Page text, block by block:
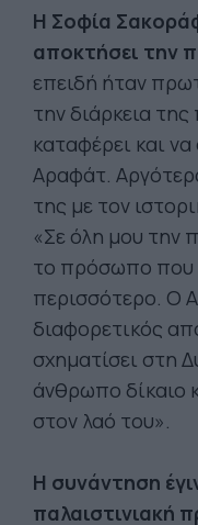
Η Σοφία
αποκτήσει την
επειδή ήταν
την διάρκεια
καταφέρει και
Αραφάτ.
της με τον
«Σε όλη μου την
το πρόσωπο που
περισσότερο. Ο
διαφορετικός
σχηματίσει στη
άνθρωπο δίκαιο
στον λαό του».
Η συνάντηση
παλαιστινιακή